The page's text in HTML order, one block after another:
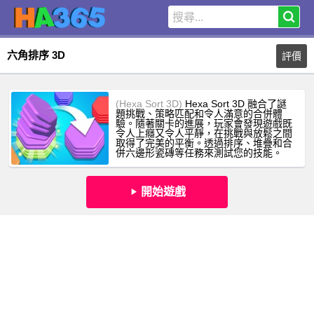
六角排序 3D 評價
(Hexa Sort 3D) Hexa Sort 3D 融合了謎
題挑戰、策略匹配和令人滿意的合併體
驗。隨著關卡的進展，玩家會發現遊戲既
令人上癮又令人平靜，在挑戰與放鬆之間
取得了完美的平衡。透過排序、堆疊和合
併六邊形瓷磚等任務來測試您的技能。
開始遊戲